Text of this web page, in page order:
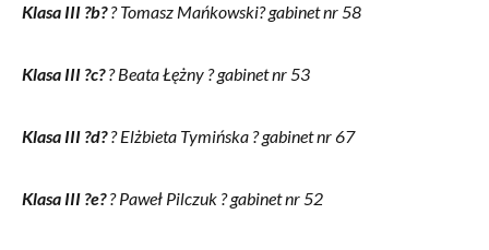
Klasa III ?b?? Tomasz Mańkowski? gabinet nr 58
Klasa III ?c?? Beata Łężny ? gabinet nr 53
Klasa III ?d?? Elżbieta Tymińska ? gabinet nr 67
Klasa III ?e?? Paweł Pilczuk ? gabinet nr 52